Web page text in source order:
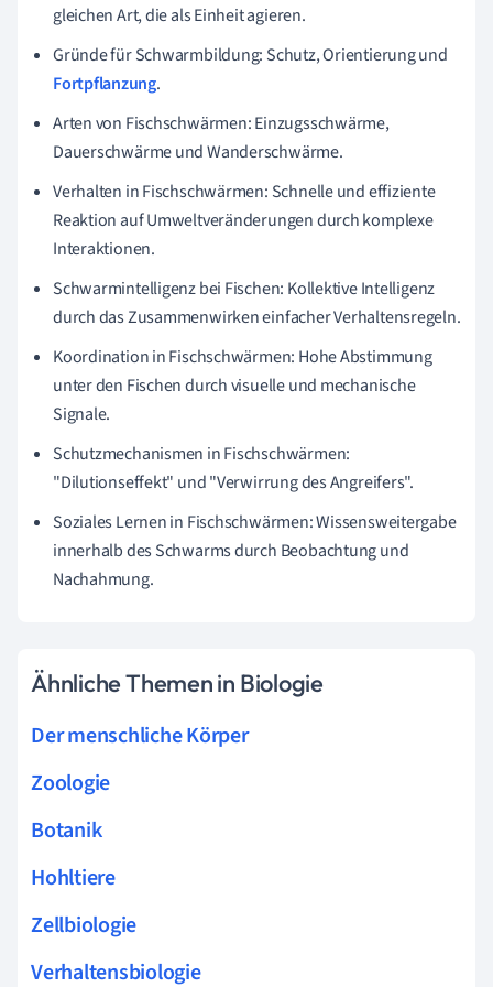
gleichen Art, die als Einheit agieren.
Gründe für Schwarmbildung: Schutz, Orientierung und
Fortpflanzung.
Arten von Fischschwärmen: Einzugsschwärme,
Dauerschwärme und Wanderschwärme.
Verhalten in Fischschwärmen: Schnelle und effiziente
Reaktion auf Umweltveränderungen durch komplexe
Interaktionen.
Schwarmintelligenz bei Fischen: Kollektive Intelligenz
durch das Zusammenwirken einfacher Verhaltensregeln.
Koordination in Fischschwärmen: Hohe Abstimmung
unter den Fischen durch visuelle und mechanische
Signale.
Schutzmechanismen in Fischschwärmen:
"Dilutionseffekt" und "Verwirrung des Angreifers".
Soziales Lernen in Fischschwärmen: Wissensweitergabe
innerhalb des Schwarms durch Beobachtung und
Nachahmung.
Ähnliche Themen in Biologie
Der menschliche Körper
Zoologie
Botanik
Hohltiere
Zellbiologie
Verhaltensbiologie